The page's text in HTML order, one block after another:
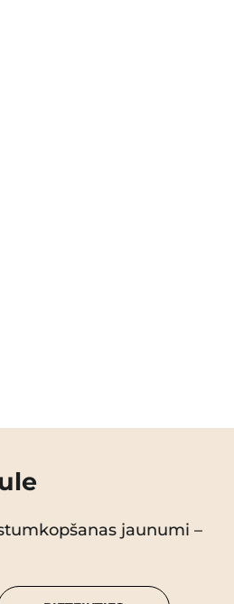
jaunumi –